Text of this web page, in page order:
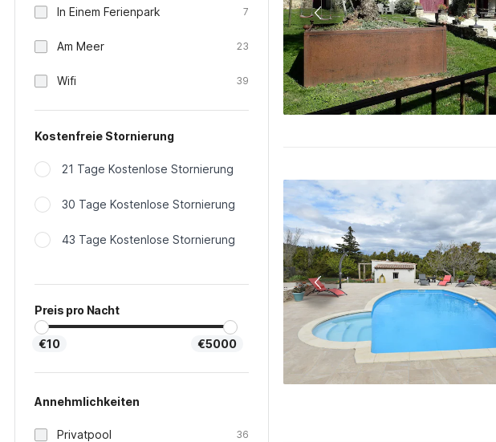
In Einem Ferienpark 7
Am Meer 23
Wifi 39
Kostenfreie Stornierung
21 Tage Kostenlose Stornierung
30 Tage Kostenlose Stornierung
43 Tage Kostenlose Stornierung
Preis pro Nacht
€10 €5000
Annehmlichkeiten
Privatpool 36